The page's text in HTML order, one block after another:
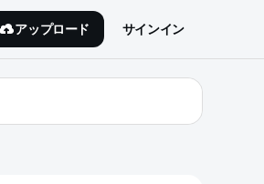
アップロード サインイン